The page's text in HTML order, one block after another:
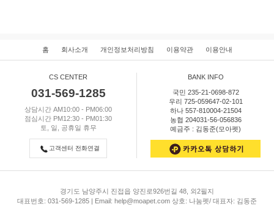
홈 회사소개 개인정보처리방침 이용약관 이용안내
CS CENTER
031-569-1285
상담시간 AM10:00 - PM06:00
점심시간 PM12:30 - PM01:30
토, 일, 공휴일 휴무
고객센터 전화연결
BANK INFO
국민 235-21-0698-872
우리 725-059647-02-101
하나 557-810004-21504
농협 204031-56-056836
예금주 : 김동준(모아펫)
경기도 남양주시 진접읍 양진로926번길 48, 외2필지
대표번호: 031-569-1285 | Email: help@moapet.com 상호: 나눔펫/ 대표자: 김동준